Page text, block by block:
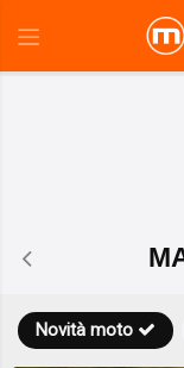
Novità moto